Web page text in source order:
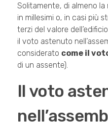
Solitamente, di almeno la
in millesimi o, in casi più
terzi del valore
il voto astenuto
considerato come il
di un assente).
Il voto